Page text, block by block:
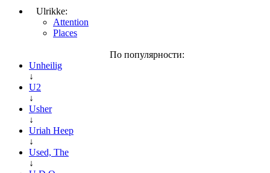
Ulrikke:
Attention
Places
По популярности:
Unheilig
↓
U2
↓
Usher
↓
Uriah Heep
↓
Used, The
↓